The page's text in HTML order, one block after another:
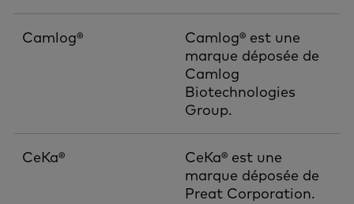
Camlog®
Camlog® est une
marque déposée de
Camlog
Biotechnologies
Group.
CeKa®
CeKa® est une
marque déposée de
Preat Corporation.